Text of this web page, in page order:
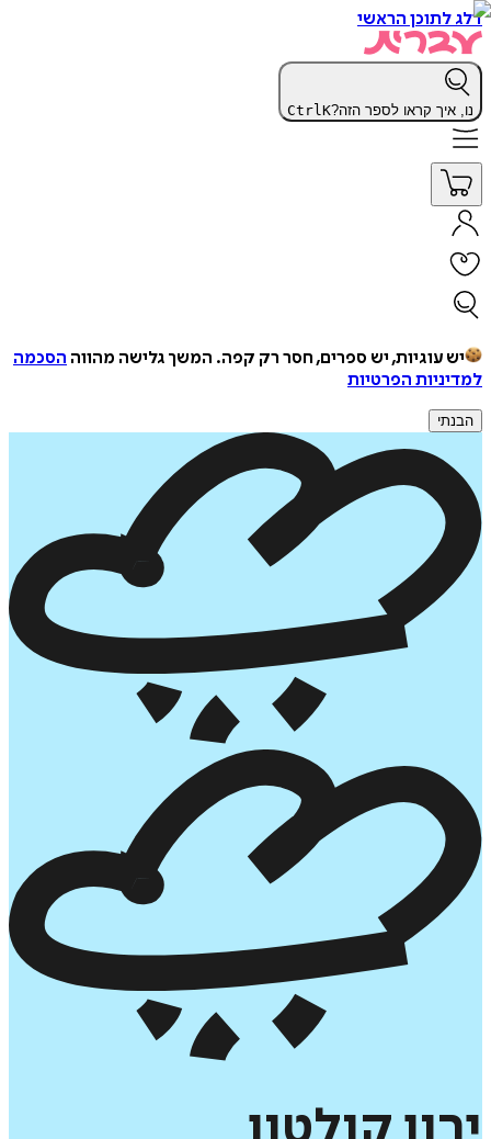
דלג לתוכן הראשי
נו, איך קראו לספר הזה? CtrlK
יש עוגיות, יש ספרים, חסר רק קפה. המשך גלישה מהווה הסכמה
למדיניות הפרטיות
הבנתי